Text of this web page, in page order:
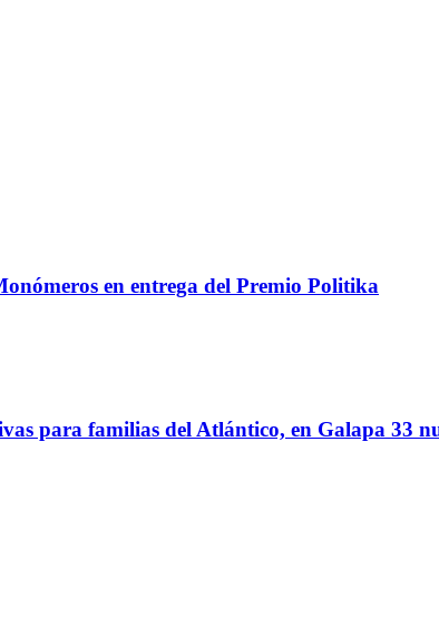
en entrega del Premio Politika
para familias del Atlántico, en Galapa 33